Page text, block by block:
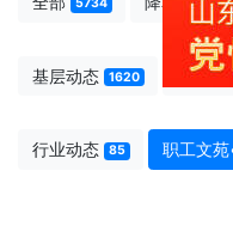
5734
基层动态 1620 过硬
行业动态 85 职工文